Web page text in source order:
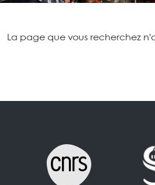
La page que vous recherchez